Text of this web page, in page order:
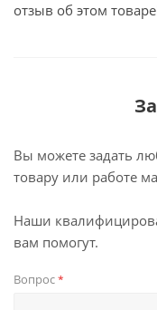
отзыв об этом
Вы можете задать
товару или работе
Наши
вам помогут.
Вопрос*